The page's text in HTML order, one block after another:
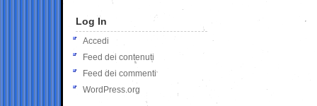
Log In
Accedi
Feed dei contenuti
Feed dei commenti
WordPress.org